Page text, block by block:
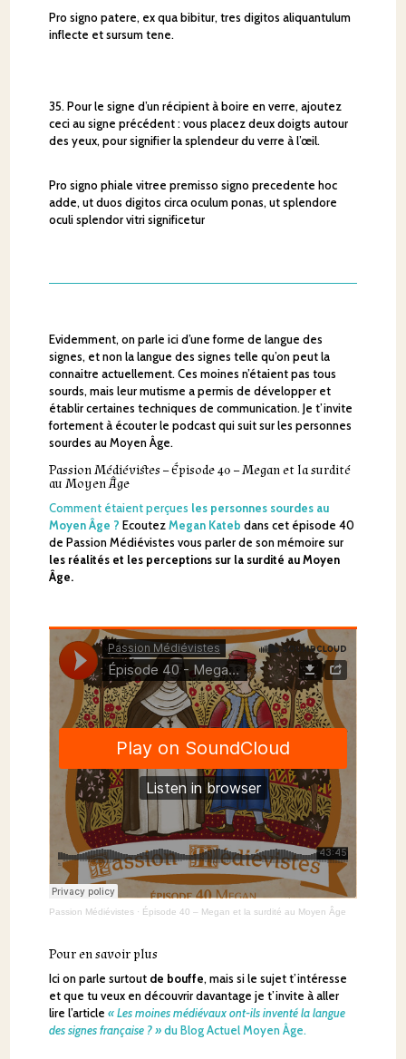
Pro signo patere, ex qua bibitur, tres digitos aliquantulum
inflecte et sursum tene.
35. Pour le signe d’un récipient à boire en verre, ajoutez
ceci au signe précédent : vous placez deux doigts autour
des yeux, pour signifier la splendeur du verre à l’œil.
Pro signo phiale vitree premisso signo precedente hoc
adde, ut duos digitos circa oculum ponas, ut splendore
oculi splendor vitri significetur
Evidemment, on parle ici d’une forme de langue des
signes, et non la langue des signes telle qu’on peut la
connaitre actuellement. Ces moines n’étaient pas tous
sourds, mais leur mutisme a permis de développer et
établir certaines techniques de communication. Je t’invite
fortement à écouter le podcast qui suit sur les personnes
sourdes au Moyen Âge.
Passion Médiévistes – Épisode 40 – Megan et la surdité
au Moyen Âge
Comment étaient perçues les personnes sourdes au
Moyen Âge ? EcoutezMegan Kateb dans cet épisode 40
de Passion Médiévistes vous parler de son mémoire sur
les réalités et les perceptions sur la surdité au Moyen
Âge.
Passion Médiévistes· Épisode 40 – Megan et la surdité au Moyen Âge
Pour en savoir plus
Ici on parle surtout de bouffe, mais si le sujet t’intéresse
et que tu veux en découvrir davantage je t’invite à aller
lire l’article « Les moines médiévaux ont-ils inventé la langue
des signes française ? »du Blog Actuel Moyen Âge.